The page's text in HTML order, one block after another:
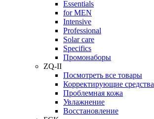
Essentials
for MEN
Intensive
Professional
Solar care
Specifics
Промонаборы
ZQ-II
Посмотреть все товары
Корректирующие средства
Проблемная кожа
Увлажнение
Восстановление